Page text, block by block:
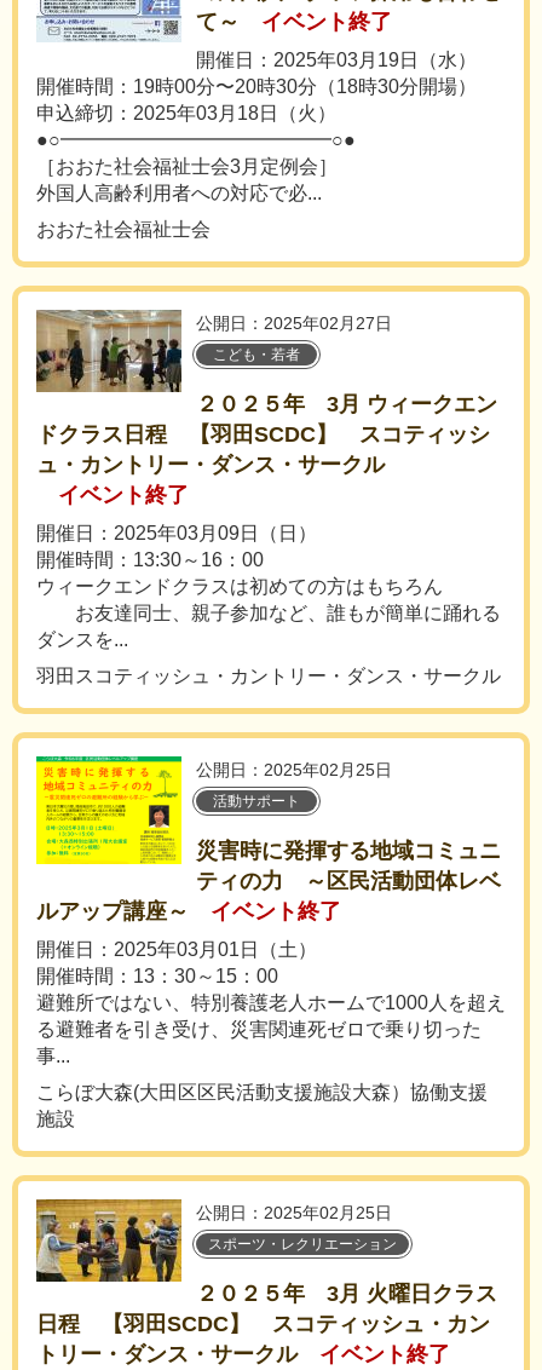
て～
イベント終了
開催日：2025年03月19日（水）
開催時間：19時00分〜20時30分（18時30分開場）
申込締切：2025年03月18日（火）
●○━━━━━━━━━━━━━━○●
［おおた社会福祉士会3月定例会］
外国人高齢利用者への対応で必...
おおた社会福祉士会
公開日：2025年02月27日
こども・若者
２０２５年 3月 ウィークエン
ドクラス日程 【羽田SCDC】 スコティッシ
ュ・カントリー・ダンス・サークル
イベント終了
開催日：2025年03月09日（日）
開催時間：13:30～16：00
ウィークエンドクラスは初めての方はもちろん
お友達同士、親子参加など、誰もが簡単に踊れる
ダンスを...
羽田スコティッシュ・カントリー・ダンス・サークル
公開日：2025年02月25日
活動サポート
災害時に発揮する地域コミュニ
ティの力 ～区民活動団体レベ
ルアップ講座～
イベント終了
開催日：2025年03月01日（土）
開催時間：13：30～15：00
避難所ではない、特別養護老人ホームで1000人を超え
る避難者を引き受け、災害関連死ゼロで乗り切った
事...
こらぼ大森(大田区区民活動支援施設大森）協働支援
施設
公開日：2025年02月25日
スポーツ・レクリエーション
２０２５年 3月 火曜日クラス
日程 【羽田SCDC】 スコティッシュ・カン
トリー・ダンス・サークル
イベント終了